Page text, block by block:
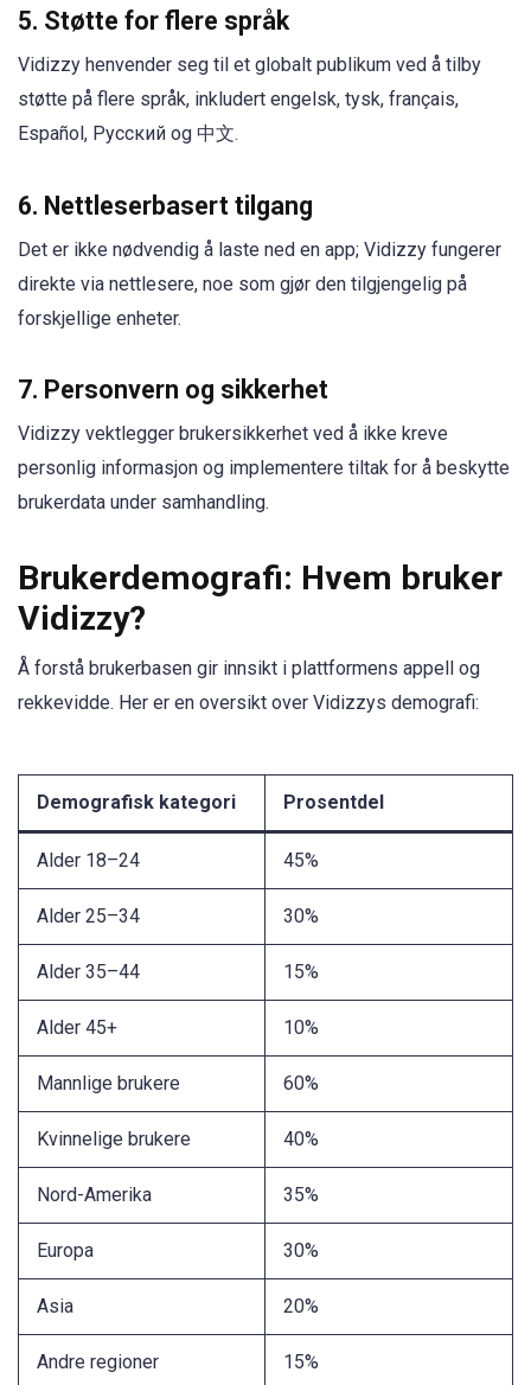
5. Støtte for flere språk
Vidizzy henvender seg til et globalt publikum ved å tilby
støtte på flere språk, inkludert engelsk, tysk, français,
Español, Русский og 中文.
6. Nettleserbasert tilgang
Det er ikke nødvendig å laste ned en app; Vidizzy fungerer
direkte via nettlesere, noe som gjør den tilgjengelig på
forskjellige enheter.
7. Personvern og sikkerhet
Vidizzy vektlegger brukersikkerhet ved å ikke kreve
personlig informasjon og implementere tiltak for å beskytte
brukerdata under samhandling.
Brukerdemografi: Hvem bruker
Vidizzy?
Å forstå brukerbasen gir innsikt i plattformens appell og
rekkevidde. Her er en oversikt over Vidizzys demografi:
Demografisk kategori Prosentdel
Alder 18–24 45%
Alder 25–34 30%
Alder 35–44 15%
Alder 45+ 10%
Mannlige brukere 60%
Kvinnelige brukere 40%
Nord-Amerika 35%
Europa 30%
Asia 20%
Andre regioner 15%